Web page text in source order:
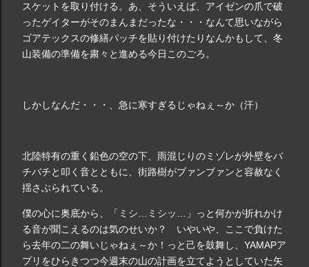
スケットを取り付ける。あ、そういえば、アイゼンの爪で破
ったゲイターがそのまんまだったな・・・なんて思いながら
ゴアテックスの修繕パッチを貼り付けたりなんかもして、冬
山装備の準備を粛々と進める今日このごろ。
しかしなんだ・・・、急に寒すぎるじゃねぇ～か（汗）
北陸特有の重く鉛色の空の下、雨混じりのミゾレが外壁をバ
チバチと叩く音とともに、街路樹がブァンブァンと容赦なく
揺さぶられている。
僕の心に奥底から、「ミシ…ミシッ…」っと何かが折れかけ
る音が聞こえるのは気のせいか？ いやいや、ここで負けた
ら去年の二の舞いじゃねぇ～か！っと己を鼓舞し、YAMAPア
プリをひらきつつ今週末の山の計画を立てようとしていた矢